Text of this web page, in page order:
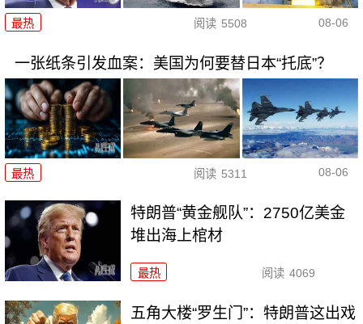
最热 阅读 5508 08-06
一张纸条引发血案：美国为何要替日本“托底”？
最热 阅读 5311 08-06
特朗普“黄金舰队”：2750亿美金
堆出海上棺材
最热 阅读 4069
五角大楼“罗生门”：特朗普这出戏